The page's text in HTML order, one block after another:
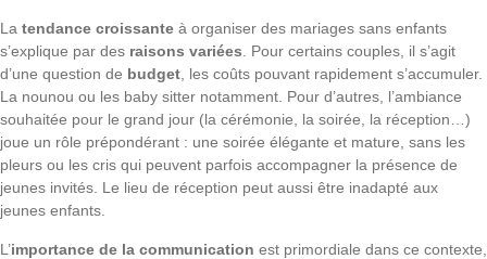
La tendance croissante à organiser des mariages sans enfants
s’explique par des raisons variées. Pour certains couples, il s’agit
d’une question de budget, les coûts pouvant rapidement s’accumuler.
La nounou ou les baby sitter notamment. Pour d’autres, l’ambiance
souhaitée pour le grand jour (la cérémonie, la soirée, la réception…)
joue un rôle prépondérant : une soirée élégante et mature, sans les
pleurs ou les cris qui peuvent parfois accompagner la présence de
jeunes invités. Le lieu de réception peut aussi être inadapté aux
jeunes enfants.
L’importance de la communication est primordiale dans ce contexte,